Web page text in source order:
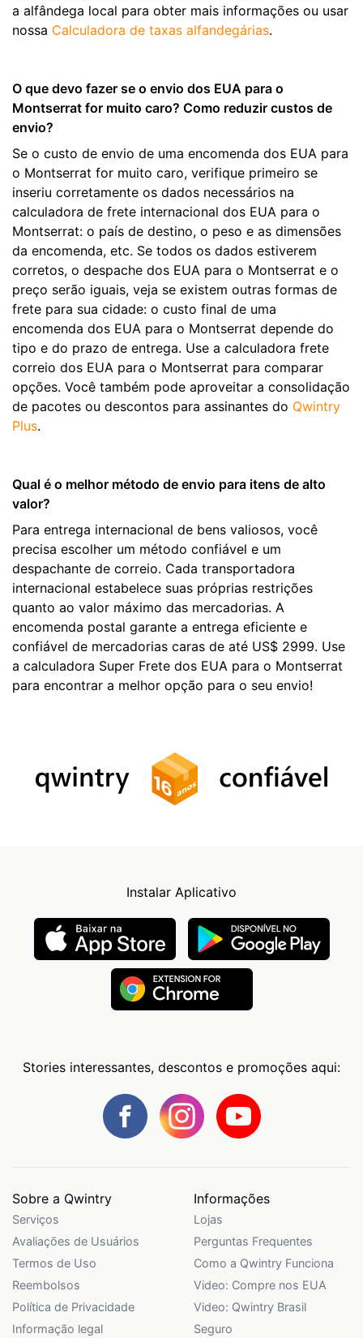
a alfândega local para obter mais informações ou usar
nossa Calculadora de taxas alfandegárias.
O que devo fazer se o envio dos EUA para o
Montserrat for muito caro? Como reduzir custos de
envio?
Se o custo de envio de uma encomenda dos EUA para
o Montserrat for muito caro, verifique primeiro se
inseriu corretamente os dados necessários na
calculadora de frete internacional dos EUA para o
Montserrat: o país de destino, o peso e as dimensões
da encomenda, etc. Se todos os dados estiverem
corretos, o despache dos EUA para o Montserrat e o
preço serão iguais, veja se existem outras formas de
frete para sua cidade: o custo final de uma
encomenda dos EUA para o Montserrat depende do
tipo e do prazo de entrega. Use a calculadora frete
correio dos EUA para o Montserrat para comparar
opções. Você também pode aproveitar a consolidação
de pacotes ou descontos para assinantes do Qwintry
Plus.
Qual é o melhor método de envio para itens de alto
valor?
Para entrega internacional de bens valiosos, você
precisa escolher um método confiável e um
despachante de correio. Cada transportadora
internacional estabelece suas próprias restrições
quanto ao valor máximo das mercadorias. A
encomenda postal garante a entrega eficiente e
confiável de mercadorias caras de até US$ 2999. Use
a calculadora Super Frete dos EUA para o Montserrat
para encontrar a melhor opção para o seu envio!
Instalar Aplicativo
Stories interessantes, descontos e promoções aqui:
Sobre a Qwintry
Serviços
Avaliações de Usuários
Termos de Uso
Reembolsos
Política de Privacidade
Informação legal
Informações
Lojas
Perguntas Frequentes
Como a Qwintry Funciona
Video: Compre nos EUA
Video: Qwintry Brasil
Seguro